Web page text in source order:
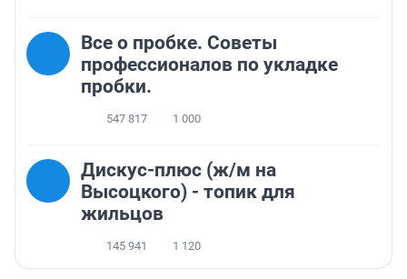
Все о пробке. Советы
профессионалов по укладке
пробки.
547 817 1 000
Дискус-плюс (ж/м на
Высоцкого) - топик для
жильцов
145 941 1 120